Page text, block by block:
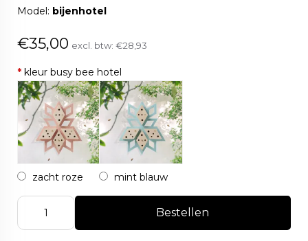
Model: bijenhotel
€35,00 excl. btw: €28,93
* kleur busy bee hotel
zacht roze mint blauw
Bestellen